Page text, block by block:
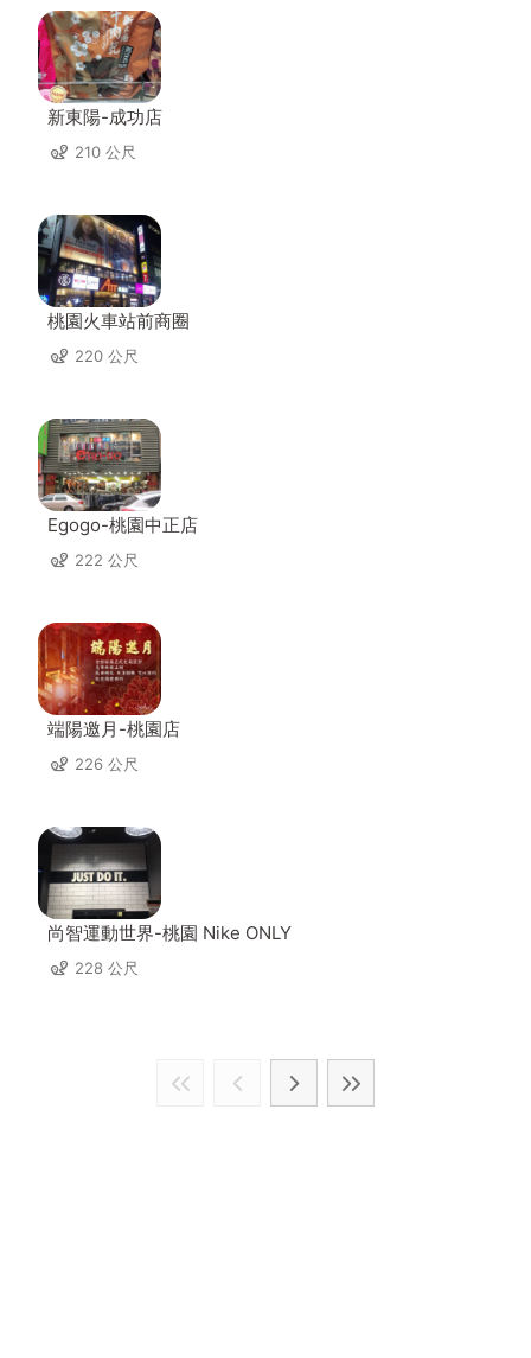
新東陽-成功店
210 公尺
桃園火車站前商圈
220 公尺
Egogo-桃園中正店
222 公尺
端陽邀月-桃園店
226 公尺
尚智運動世界-桃園 Nike ONLY
228 公尺